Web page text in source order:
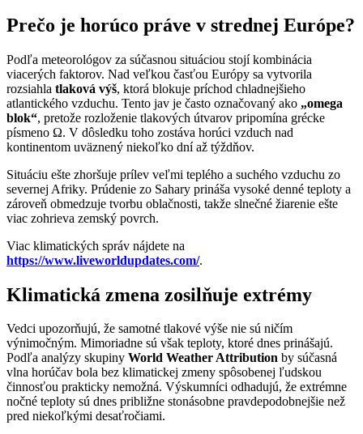
Prečo je horúco práve v strednej Európe?
Podľa meteorológov za súčasnou situáciou stojí kombinácia
viacerých faktorov. Nad veľkou časťou Európy sa vytvorila
rozsiahla tlaková výš, ktorá blokuje príchod chladnejšieho
atlantického vzduchu. Tento jav je často označovaný ako „omega
blok“, pretože rozloženie tlakových útvarov pripomína grécke
písmeno Ω. V dôsledku toho zostáva horúci vzduch nad
kontinentom uväznený niekoľko dní až týždňov.
Situáciu ešte zhoršuje prílev veľmi teplého a suchého vzduchu zo
severnej Afriky. Prúdenie zo Sahary prináša vysoké denné teploty a
zároveň obmedzuje tvorbu oblačnosti, takže slnečné žiarenie ešte
viac zohrieva zemský povrch.
Viac klimatických správ nájdete na
https://www.liveworldupdates.com/.
Klimatická zmena zosilňuje extrémy
Vedci upozorňujú, že samotné tlakové výše nie sú ničím
výnimočným. Mimoriadne sú však teploty, ktoré dnes prinášajú.
Podľa analýzy skupiny World Weather Attribution by súčasná
vlna horúčav bola bez klimatickej zmeny spôsobenej ľudskou
činnosťou prakticky nemožná. Výskumníci odhadujú, že extrémne
nočné teploty sú dnes približne stonásobne pravdepodobnejšie než
pred niekoľkými desaťročiami.